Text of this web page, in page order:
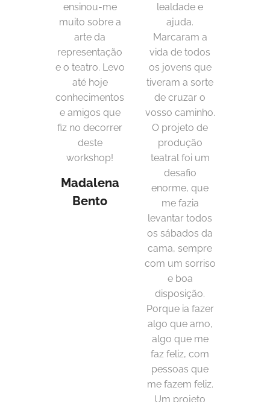
ensinou-me
muito sobre a
arte da
representação
e o teatro. Levo
até hoje
conhecimentos
e amigos que
fiz no decorrer
deste
workshop!
Madalena
Bento
lealdade e
ajuda.
Marcaram a
vida de todos
os jovens que
tiveram a sorte
de cruzar o
vosso caminho.
O projeto de
produção
teatral foi um
desafio
enorme, que
me fazia
levantar todos
os sábados da
cama, sempre
com um sorriso
e boa
disposição.
Porque ia fazer
algo que amo,
algo que me
faz feliz, com
pessoas que
me fazem feliz.
Um projeto